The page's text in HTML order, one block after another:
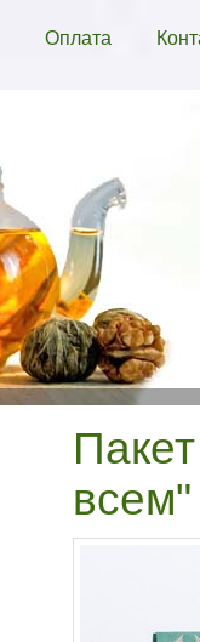
Оплата
всем"